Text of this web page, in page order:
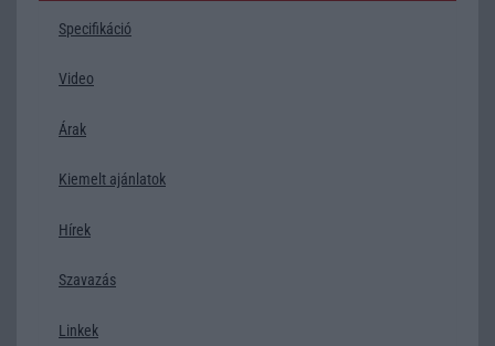
Specifikáció
Video
Árak
Kiemelt ajánlatok
Hírek
Szavazás
Linkek